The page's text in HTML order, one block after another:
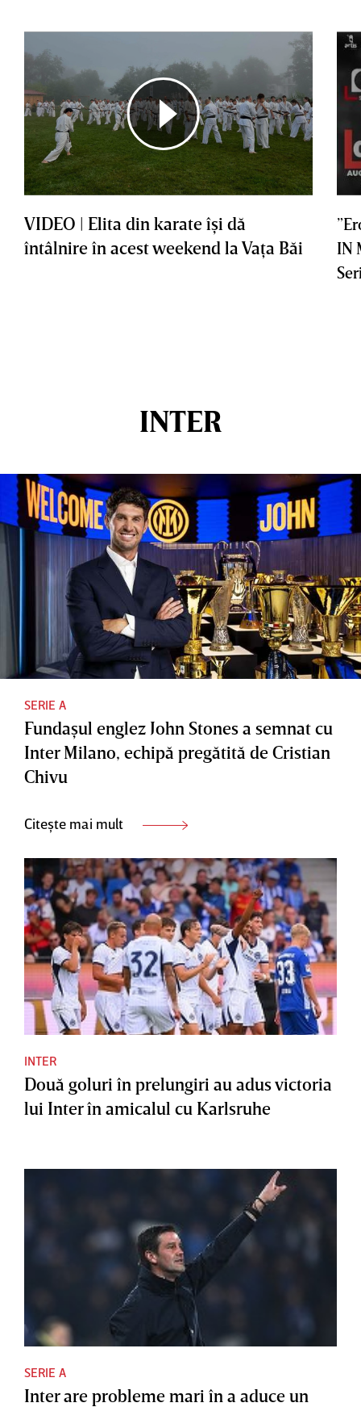
VIDEO | Elita din karate îşi dă
întâlnire în acest weekend la Vaţa Băi
IN
INTER
SERIE A
Fundaşul englez John Stones a semnat cu
Inter Milano, echipă pregătită de Cristian
Chivu
Citește mai mult
INTER
Două goluri în prelungiri au adus victoria
lui Inter în amicalul cu Karlsruhe
SERIE A
Inter are probleme mari în a aduce un